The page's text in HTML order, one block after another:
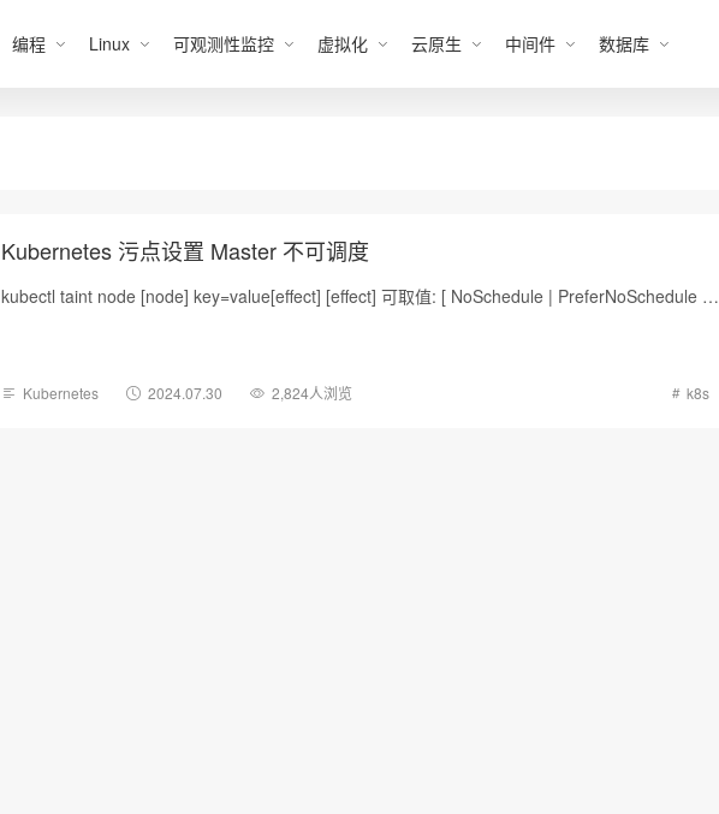
编程 Linux 可观测性监控 虚拟化 云原生 中间件 数据库
Kubernetes 污点设置 Master 不可调度
kubectl taint node [node] key=value[effect] [effect] 可取值: [ NoSchedule | PreferNoSchedule …
Kubernetes 2024.07.30 2,824人浏览 k8s